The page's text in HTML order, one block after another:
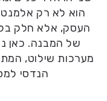
הוא לא רק אלמנט
העסק, אלא חלק
של המבנה. כאן
מערכות שילוט,
הנדסי